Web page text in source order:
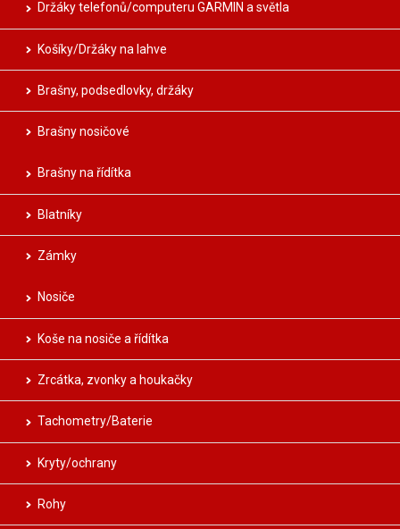
Držáky telefonů/computeru GARMIN a světla
Košíky/Držáky na lahve
Brašny, podsedlovky, držáky
Brašny nosičové
Brašny na řídítka
Blatníky
Zámky
Nosiče
Koše na nosiče a řídítka
Zrcátka, zvonky a houkačky
Tachometry/Baterie
Kryty/ochrany
Rohy